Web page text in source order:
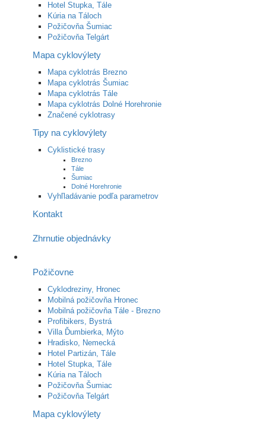
Hotel Stupka, Tále
Kúria na Táloch
Požičovňa Šumiac
Požičovňa Telgárt
Mapa cyklovýlety
Mapa cyklotrás Brezno
Mapa cyklotrás Šumiac
Mapa cyklotrás Tále
Mapa cyklotrás Dolné Horehronie
Značené cyklotrasy
Tipy na cyklovýlety
Cyklistické trasy
Brezno
Tále
Šumiac
Dolné Horehronie
Vyhľladávanie podľa parametrov
Kontakt
Zhrnutie objednávky
Požičovne
Cyklodreziny, Hronec
Mobilná požičovňa Hronec
Mobilná požičovňa Tále - Brezno
Profibikers, Bystrá
Villa Ďumbierka, Mýto
Hradisko, Nemecká
Hotel Partizán, Tále
Hotel Stupka, Tále
Kúria na Táloch
Požičovňa Šumiac
Požičovňa Telgárt
Mapa cyklovýlety